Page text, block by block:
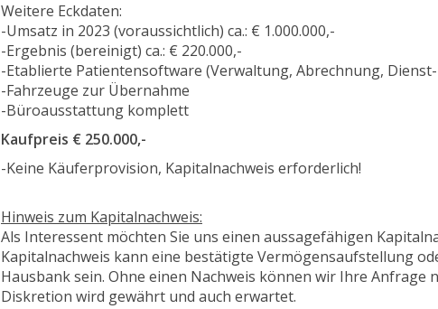
Weitere Eckdaten:
-Umsatz in 2023 (voraussichtlich) ca.: € 1.000.000,-
-Ergebnis (bereinigt) ca.: € 220.000,-
-Etablierte Patientensoftware (Verwaltung, Abrechnung,
-Fahrzeuge zur Übernahme
-Büroausstattung komplett
Kaufpreis € 250.000,-
-Keine Käuferprovision, Kapitalnachweis erforderlich!
Hinweis zum Kapitalnachweis:
Als Interessent möchten Sie uns einen aussagefähigen
Kapitalnachweis kann eine bestätigte Vermögensaufstellung
Hausbank sein. Ohne einen Nachweis können wir Ihre Anfrage
Diskretion wird gewährt und auch erwartet.